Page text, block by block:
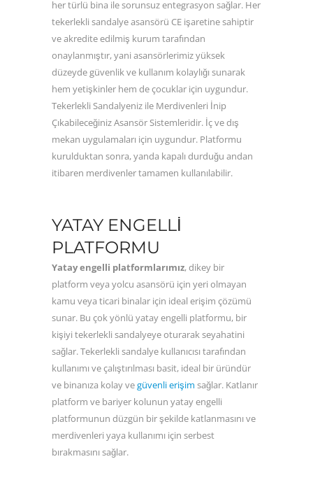
her türlü bina ile sorunsuz entegrasyon sağlar. Her
tekerlekli sandalye asansörü CE işaretine sahiptir
ve akredite edilmiş kurum tarafından
onaylanmıştır, yani asansörlerimiz yüksek
düzeyde güvenlik ve kullanım kolaylığı sunarak
hem yetişkinler hem de çocuklar için uygundur.
Tekerlekli Sandalyeniz ile Merdivenleri İnip
Çıkabileceğiniz Asansör Sistemleridir. İç ve dış
mekan uygulamaları için uygundur. Platformu
kurulduktan sonra, yanda kapalı durduğu andan
itibaren merdivenler tamamen kullanılabilir.
YATAY ENGELLI
PLATFORMU
Yatay engelli platformlarımız, dikey bir
platform veya yolcu asansörü için yeri olmayan
kamu veya ticari binalar için ideal erişim çözümü
sunar. Bu çok yönlü yatay engelli platformu, bir
kişiyi tekerlekli sandalyeye oturarak seyahatini
sağlar. Tekerlekli sandalye kullanıcısı tarafından
kullanımı ve çalıştırılması basit, ideal bir üründür
ve binanıza kolay vegüvenli erişim sağlar. Katlanır
platform ve bariyer kolunun yatay engelli
platformunun düzgün bir şekilde katlanmasını ve
merdivenleri yaya kullanımı için serbest
bırakmasını sağlar.